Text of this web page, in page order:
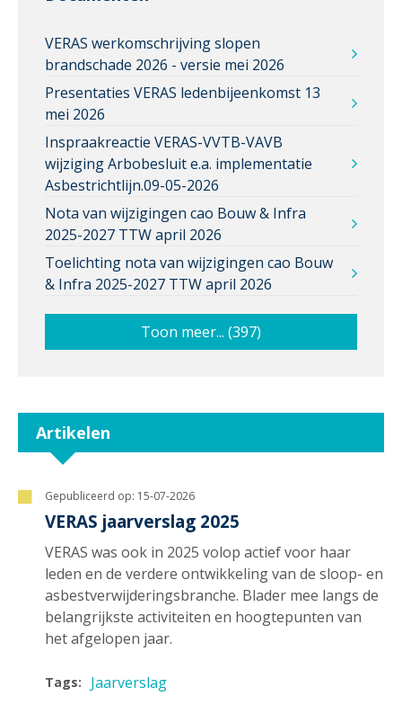
VERAS werkomschrijving slopen
brandschade 2026 - versie mei 2026
Presentaties VERAS ledenbijeenkomst 13
mei 2026
Inspraakreactie VERAS-VVTB-VAVB
wijziging Arbobesluit e.a. implementatie
Asbestrichtlijn.09-05-2026
Nota van wijzigingen cao Bouw & Infra
2025-2027 TTW april 2026
Toelichting nota van wijzigingen cao Bouw
& Infra 2025-2027 TTW april 2026
Toon meer... (397)
Artikelen
Gepubliceerd op: 15-07-2026
VERAS jaarverslag 2025
VERAS was ook in 2025 volop actief voor haar
leden en de verdere ontwikkeling van de sloop- en
asbestverwijderingsbranche. Blader mee langs de
belangrijkste activiteiten en hoogtepunten van
het afgelopen jaar.
Tags: Jaarverslag